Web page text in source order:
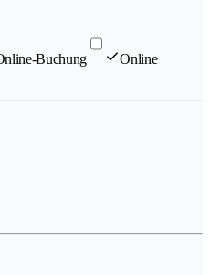
Buchung
Online